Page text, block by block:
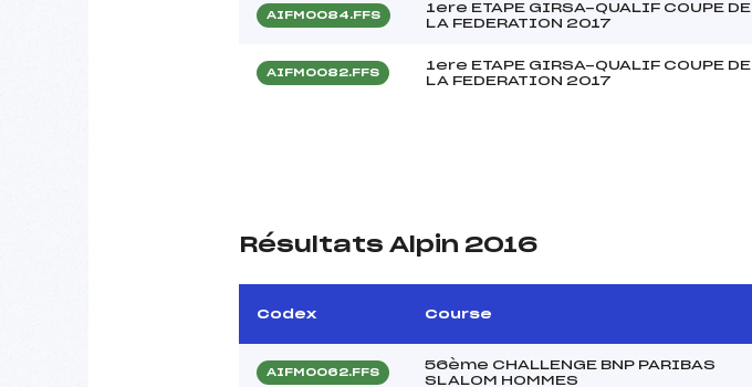
AIFM0084.FFS
1ere ETAPE GIRSA-QUALIF COUPE DE
LA FEDERATION 2017
AIFM0082.FFS
1ere ETAPE GIRSA-QUALIF COUPE DE
LA FEDERATION 2017
Résultats Alpin 2016
Codex Course
AIFM0062.FFS
56ème CHALLENGE BNP PARIBAS
SLALOM HOMMES